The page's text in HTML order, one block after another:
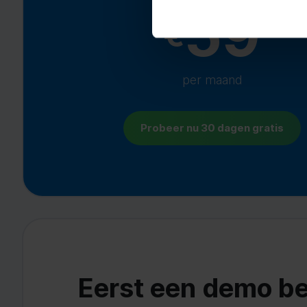
€59
per maand
Probeer nu 30 dagen gratis
Eerst een demo